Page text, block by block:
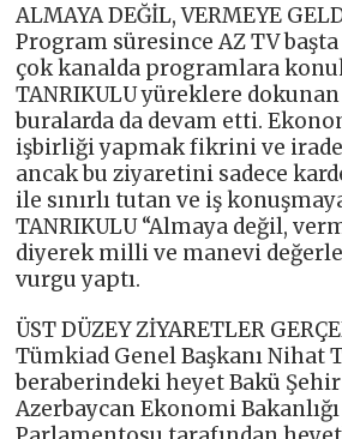
ALMAYA DEĞİL, VERMEYE
Program süresince AZ TV
çok kanalda programlara
TANRIKULU yüreklere
buralarda da devam etti.
işbirliği yapmak fikrini ve
ancak bu ziyaretini sadece
ile sınırlı tutan ve iş
TANRIKULU “Almaya değil,
diyerek milli ve manevi
vurgu yaptı.
ÜST DÜZEY ZİYARETLER
Tümkiad Genel Başkanı Nihat
beraberindeki heyet Bakü
Azerbaycan Ekonomi